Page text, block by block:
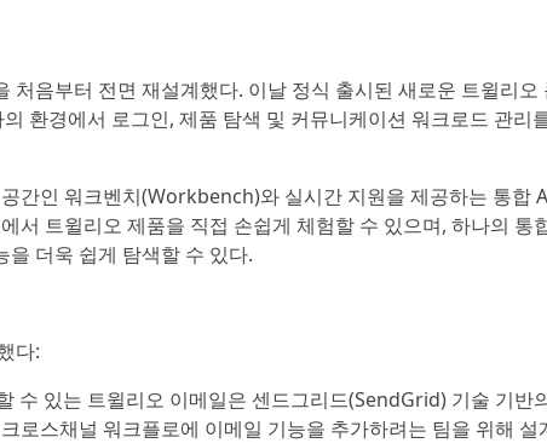
음부터 전면 재설계했다. 이날 정식 출시된 새로운 트윌리오
환경에서 로그인, 제품 탐색 및 커뮤니케이션 워크로드 관리
간인 워크벤치(Workbench)와 실시간 지원을 제공하는 통합
서 트윌리오 제품을 직접 손쉽게 체험할 수 있으며, 하나의 통
더욱 쉽게 탐색할 수 있다.
다:
수 있는 트윌리오 이메일은 센드그리드(SendGrid) 기술 기반
로스채널 워크플로에 이메일 기능을 추가하려는 팀을 위해 설